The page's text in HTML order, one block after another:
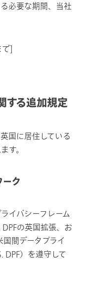
必要な期間、当社
で]
する追加規定
国に居住している
す。
ーク
イバシーフレーム
DPFの英国拡張、お
間データプライ
DPF）を遵守して